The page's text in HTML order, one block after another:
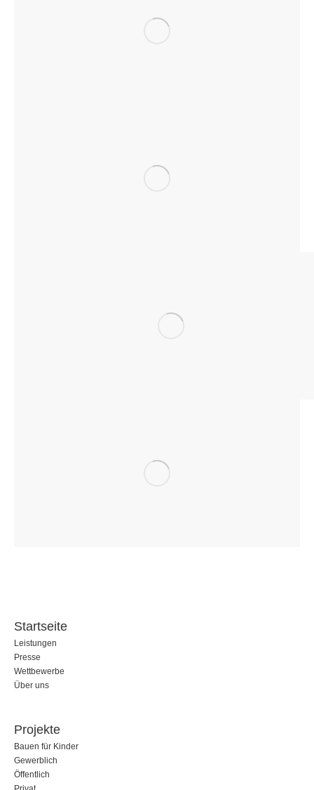
Startseite
Leistungen
Presse
Wettbewerbe
Über uns
Projekte
Bauen für Kinder
Gewerblich
Öffentlich